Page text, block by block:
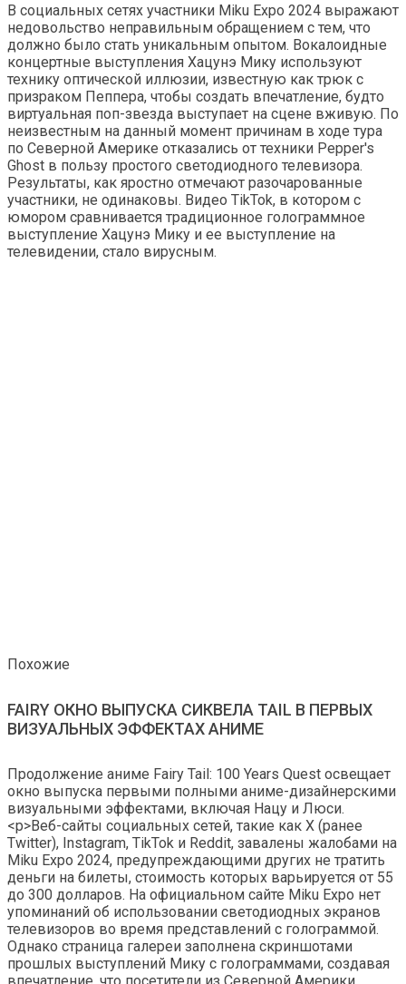
В социальных сетях участники Miku Expo 2024 выражают
недовольство неправильным обращением с тем, что
должно было стать уникальным опытом. Вокалоидные
концертные выступления Хацунэ Мику используют
технику оптической иллюзии, известную как трюк с
призраком Пеппера, чтобы создать впечатление, будто
виртуальная поп-звезда выступает на сцене вживую. По
неизвестным на данный момент причинам в ходе тура
по Северной Америке отказались от техники Pepper's
Ghost в пользу простого светодиодного телевизора.
Результаты, как яростно отмечают разочарованные
участники, не одинаковы. Видео TikTok, в котором с
юмором сравнивается традиционное голограммное
выступление Хацунэ Мику и ее выступление на
телевидении, стало вирусным.
Похожие
FAIRY ОКНО ВЫПУСКА СИКВЕЛА TAIL В ПЕРВЫХ
ВИЗУАЛЬНЫХ ЭФФЕКТАХ АНИМЕ
Продолжение аниме Fairy Tail: 100 Years Quest освещает
окно выпуска первыми полными аниме-дизайнерскими
визуальными эффектами, включая Нацу и Люси.
<р>Веб-сайты социальных сетей, такие как X (ранее
Twitter), Instagram, TikTok и Reddit, завалены жалобами на
Miku Expo 2024, предупреждающими других не тратить
деньги на билеты, стоимость которых варьируется от 55
до 300 долларов. На официальном сайте Miku Expo нет
упоминаний об использовании светодиодных экранов
телевизоров во время представлений с голограммой.
Однако страница галереи заполнена скриншотами
прошлых выступлений Мику с голограммами, создавая
впечатление, что посетители из Северной Америки